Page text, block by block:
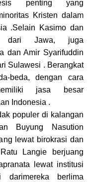
penting yang
Kristen dalam
.Selain Kasimo dan
dari Jawa, juga
dan Amir Syarifuddin
Sulawesi . Berangkat
beda, dengan cara
jasa besar
Indonesia .
populer di kalangan
Buyung Nasution
lewat birokrasi dan
Langie berjuang
lewat institusi
darimereka berlima